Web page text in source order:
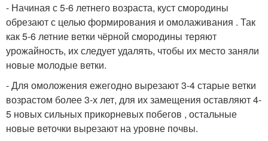
- Начиная с 5-6 летнего возраста, куст смородины
обрезают с целью формирования и омолаживания . Так
как 5-6 летние ветки чёрной смородины теряют
урожайность, их следует удалять, чтобы их место заняли
новые молодые ветки.
- Для омоложения ежегодно вырезают 3-4 старые ветки
возрастом более 3-х лет, для их замещения оставляют 4-
5 новых сильных прикорневых побегов , остальные
новые веточки вырезают на уровне почвы.